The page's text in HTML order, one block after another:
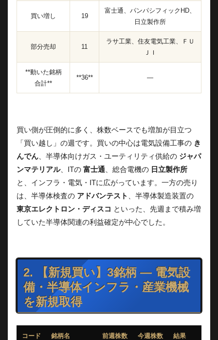
買い増し 19
富士通、パンパシフィックHD、
日立製作所
部分売却 11
ラサ工業、住友電気工業、ＦＵ
ＪＩ
**動いた銘柄
合計**
**36** —
買い側が圧倒的に多く、株数ベースでも増加が目立つ
「買い越し」の週です。買いの中心は電気設備工事の き
んでん 、半導体向けガス・ユーティリティ供給の ジャパ
ンマテリアル、ITの 富士通 、総合電機の 日立製作所
と、インフラ・電気・ITに広がっています。一方の売り
は、半導体検査の アドバンテスト
、半導体製造装置の
東京エレクトロン・ディスコ といった、先週まで積み増
していた半導体関連の利益確定が中心でした。
2. 【新規買い】3銘柄 — 電気設
備・半導体インフラ・産業機械
を新規取得
コード 銘柄名 前週株数 今週株数 結果